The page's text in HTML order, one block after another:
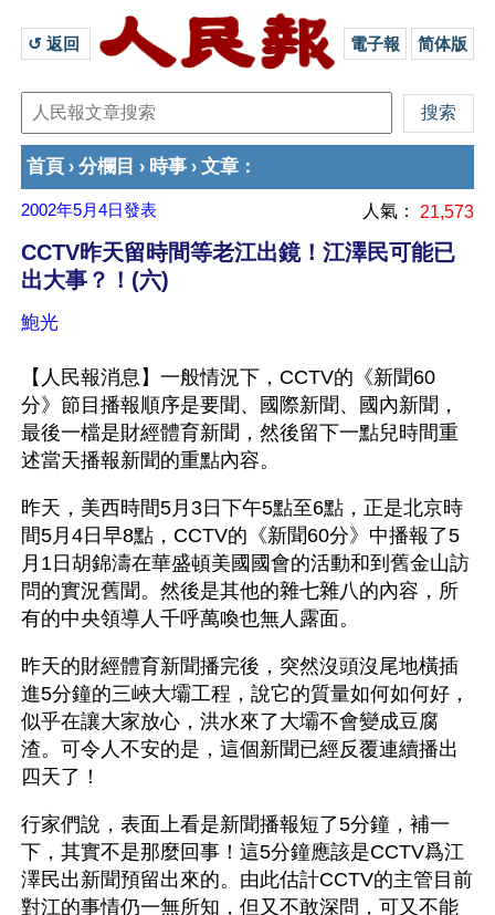
↺ 返回 電子報 简体版
首頁 › 分欄目 › 時事 › 文章 ：
2002年5月4日發表 人氣： 21,573
CCTV昨天留時間等老江出鏡！江澤民可能已
出大事？！(六)
鮑光
【人民報消息】一般情況下，CCTV的《新聞60
分》節目播報順序是要聞、國際新聞、國內新聞，
最後一檔是財經體育新聞，然後留下一點兒時間重
述當天播報新聞的重點內容。
昨天，美西時間5月3日下午5點至6點，正是北京時
間5月4日早8點，CCTV的《新聞60分》中播報了5
月1日胡錦濤在華盛頓美國國會的活動和到舊金山訪
問的實況舊聞。然後是其他的雜七雜八的內容，所
有的中央領導人千呼萬喚也無人露面。
昨天的財經體育新聞播完後，突然沒頭沒尾地橫插
進5分鐘的三峽大壩工程，說它的質量如何如何好，
似乎在讓大家放心，洪水來了大壩不會變成豆腐
渣。可令人不安的是，這個新聞已經反覆連續播出
四天了！
行家們說，表面上看是新聞播報短了5分鐘，補一
下，其實不是那麼回事！這5分鐘應該是CCTV爲江
澤民出新聞預留出來的。由此估計CCTV的主管目前
對江的事情仍一無所知，但又不敢深問，可又不能